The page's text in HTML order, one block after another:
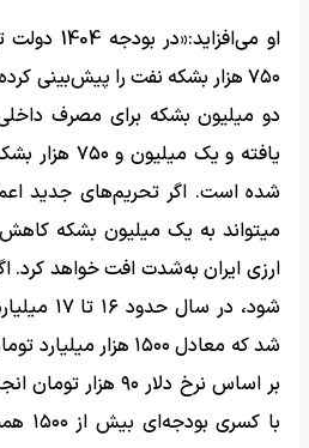
او
۷۵۰ هزار بشکه نفت را پیش‌بینی
دو میلیون بشکه برای مصرف
یافته و یک
شده است. اگر تحریم‌های جدید
میتواند به یک میلیون بشکه کاهش
شود، در
شد که معادل ۱۵۰۰
بر اساس نرخ دلار ۹۰
با